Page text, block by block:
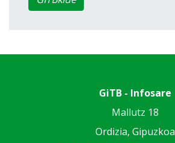
GiTB - Infosare
Mallutz 18
Ordizia, Gipuzkoa